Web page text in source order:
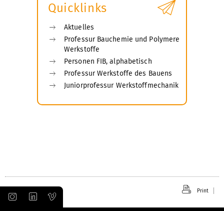
Quicklinks
Aktuelles
Professur Bauchemie und Polymere
Werkstoffe
Personen FIB, alphabetisch
Professur Werkstoffe des Bauens
Juniorprofessur Werkstoffmechanik
Print